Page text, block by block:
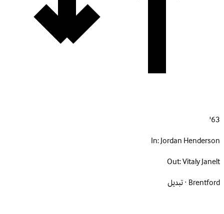
63'
In:Jordan Henderson
Out:Vitaly Janelt
Brentford · تبديل